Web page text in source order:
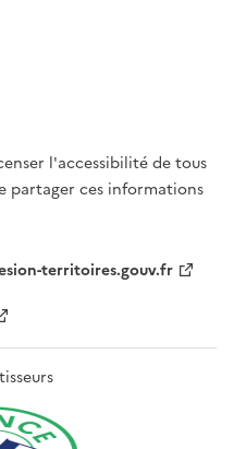
l'accessibilité de tous
partager ces informations
territoires.gouv.fr